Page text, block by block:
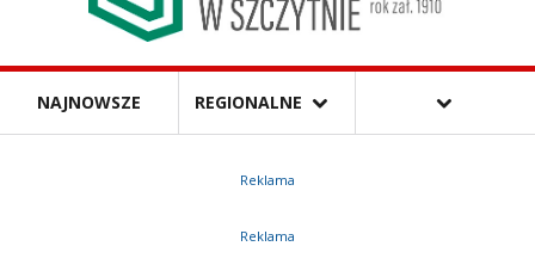
NAJNOWSZE REGIONALNE
Reklama
Reklama